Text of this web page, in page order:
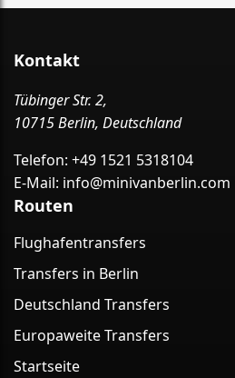
Kontakt
Tübinger Str. 2,
10715 Berlin, Deutschland
Telefon: +49 1521 5318104
E-Mail: info@minivanberlin.com
Routen
Flughafentransfers
Transfers in Berlin
Deutschland Transfers
Europaweite Transfers
Startseite